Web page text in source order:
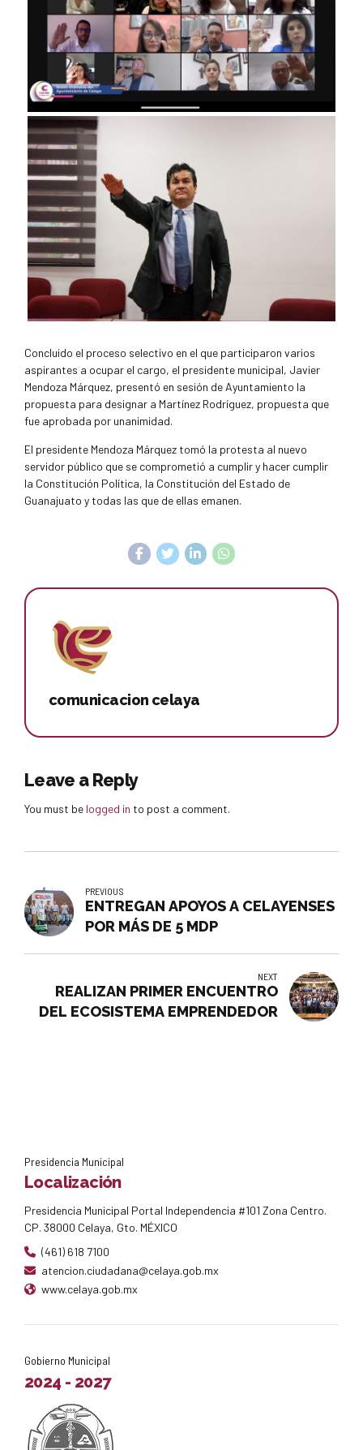
Concluido el proceso selectivo en el que participaron varios
aspirantes a ocupar el cargo, el presidente municipal, Javier
Mendoza Márquez, presentó en sesión de Ayuntamiento la
propuesta para designar a Martínez Rodríguez, propuesta que
fue aprobada por unanimidad.
El presidente Mendoza Márquez tomó la protesta al nuevo
servidor público que se comprometió a cumplir y hacer cumplir
la Constitución Política, la Constitución del Estado de
Guanajuato y todas las que de ellas emanen.
comunicacion celaya
Leave a Reply
You must be logged in to post a comment.
PREVIOUS
ENTREGAN APOYOS A CELAYENSES
POR MÁS DE 5 MDP
NEXT
REALIZAN PRIMER ENCUENTRO
DEL ECOSISTEMA EMPRENDEDOR
Presidencia Municipal
Localización
Presidencia Municipal Portal Independencia #101 Zona Centro.
CP. 38000 Celaya, Gto. MÉXICO
(461) 618 7100
atencion.ciudadana@celaya.gob.mx
www.celaya.gob.mx
Gobierno Municipal
2024 - 2027